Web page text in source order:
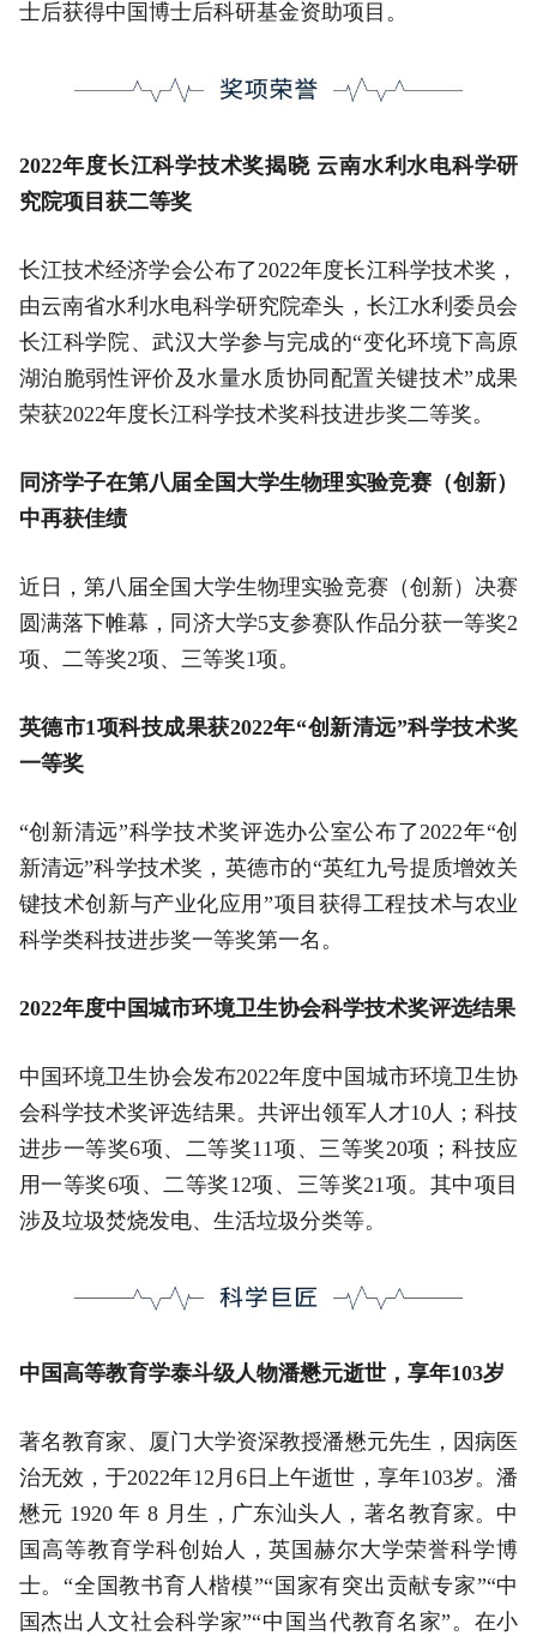
士后获得中国博士后科研基金资助项目。
2022年度长江科学技术奖揭晓 云南水利水电科学研
究院项目获二等奖
长江技术经济学会公布了2022年度长江科学技术奖，
由云南省水利水电科学研究院牵头，长江水利委员会
长江科学院、武汉大学参与完成的“变化环境下高原
湖泊脆弱性评价及水量水质协同配置关键技术”成果
荣获2022年度长江科学技术奖科技进步奖二等奖。
同济学子在第八届全国大学生物理实验竞赛（创新）
中再获佳绩
近日，第八届全国大学生物理实验竞赛（创新）决赛
圆满落下帷幕，同济大学5支参赛队作品分获一等奖2
项、二等奖2项、三等奖1项。
英德市1项科技成果获2022年“创新清远”科学技术奖
一等奖
“创新清远”科学技术奖评选办公室公布了2022年“创
新清远”科学技术奖，英德市的“英红九号提质增效关
键技术创新与产业化应用”项目获得工程技术与农业
科学类科技进步奖一等奖第一名。
2022年度中国城市环境卫生协会科学技术奖评选结果
中国环境卫生协会发布2022年度中国城市环境卫生协
会科学技术奖评选结果。共评出领军人才10人；科技
进步一等奖6项、二等奖11项、三等奖20项；科技应
用一等奖6项、二等奖12项、三等奖21项。其中项目
涉及垃圾焚烧发电、生活垃圾分类等。
中国高等教育学泰斗级人物潘懋元逝世，享年103岁
著名教育家、厦门大学资深教授潘懋元先生，因病医
治无效，于2022年12月6日上午逝世，享年103岁。潘
懋元 1920 年 8 月生，广东汕头人，著名教育家。中
国高等教育学科创始人，英国赫尔大学荣誉科学博
士。“全国教书育人楷模”“国家有突出贡献专家”“中
国杰出人文社会科学家”“中国当代教育名家”。在小